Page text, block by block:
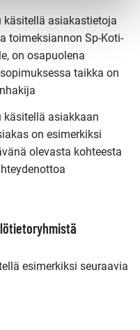
käsitellä asiakastietoja
toimeksiannon Sp-Koti-
on osapuolena
taikka on
käsitellä asiakkaan
on esimerkiksi
olevasta kohteesta
esimerkiksi seuraavia